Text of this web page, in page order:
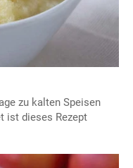
zu kalten Speisen
ist dieses Rezept